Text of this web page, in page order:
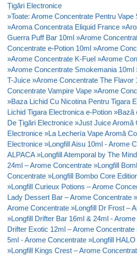
Țigări Electronice
»Toate: Arome Concentrate Pentru Vape
»Aroma Concentrata Eliquid France »
Guerra Puff Bar 10ml »Arome
Concentrate e-Potion 10ml »Arome
»Arome Concentrate K-Fuel »Arome
»Arome Concentrate Smokemania 10ml
T-Juice »Arome Concentrate The Flavor
Concentrate Vampire Vape »Arome
»Baza Lichid Cu Nicotina Pentru Tigara
Lichid Tigara Electronica e-Potion »Bază
De Țigări Electronice »Just Juice Aromă
Electronice »La Lechería Vape Aromă
Electronice »Longfill Aisu 10ml - Arome
ALPACA »Longfill Atemporal by The
24ml – Arome Concentrate »Longfill
Concentrate »Longfill Bombo Core
»Longfill Curieux Potions – Arome
Lady Dessert Bar – Arome Concentrate »
Arome Concentrate »Longfill Dr Frost –
»Longfill Drifter Bar 16ml & 24ml -
Drifter Exotic 12ml – Arome Concentrate
5ml - Arome Concentrate »Longfill
»Longfill Kings Crest – Arome